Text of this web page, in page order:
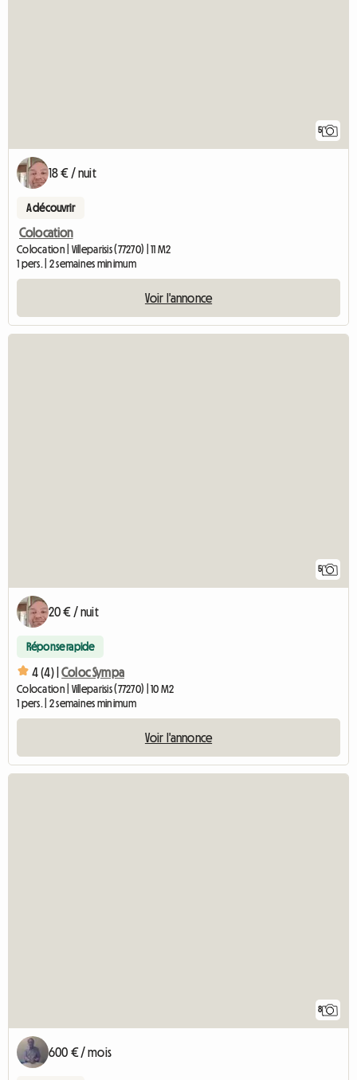
5
18 € / nuit
A découvrir
Colocation
Colocation | Villeparisis (77270) | 11 M2
1 pers. | 2 semaines minimum
Voir l'annonce
5
20 € / nuit
Réponse rapide
4 (4) | Coloc Sympa
Colocation | Villeparisis (77270) | 10 M2
1 pers. | 2 semaines minimum
Voir l'annonce
8
600 € / mois